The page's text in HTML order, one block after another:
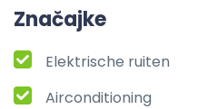
Značajke
Elektrische ruiten
Airconditioning